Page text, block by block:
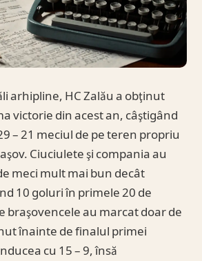
arhipline, HC Zalău a obţinut
victorie din acest an, câştigând
– 21 meciul de pe teren propriu
Ciuciulete şi compania au
meci mult mai bun decât
10 goluri în primele 20 de
braşovencele au marcat doar de
înainte de finalul primei
cu 15 – 9, însă